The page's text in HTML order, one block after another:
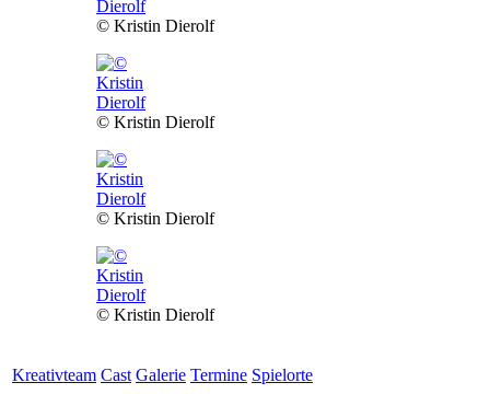
© Kristin Dierolf
© Kristin Dierolf
© Kristin Dierolf
© Kristin Dierolf
Kreativ­team Cast Gale­rie Ter­mi­ne Spielorte